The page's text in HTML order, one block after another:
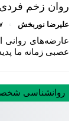
روان زخم
علیرضا نوربخش
عارضه‌های
عصبی زمانه ما
روانشناسی